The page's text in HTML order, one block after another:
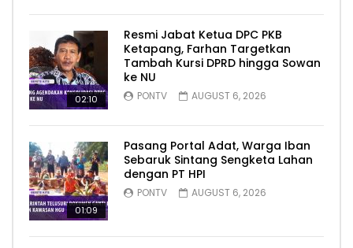
02:10
Resmi Jabat Ketua DPC PKB
Ketapang, Farhan Targetkan
Tambah Kursi DPRD hingga Sowan
ke NU
PONTV AUGUST 6, 2026
01:09
Pasang Portal Adat, Warga Iban
Sebaruk Sintang Sengketa Lahan
dengan PT HPI
PONTV AUGUST 6, 2026